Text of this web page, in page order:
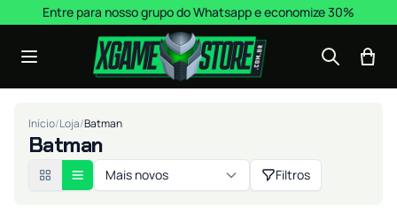
Pular para o conteúdo
Entre para nosso grupo do Whatsapp e economize 30%
Início/Loja/Batman
Batman
Mais novos Filtros